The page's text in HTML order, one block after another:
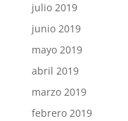
julio 2019
junio 2019
mayo 2019
abril 2019
marzo 2019
febrero 2019